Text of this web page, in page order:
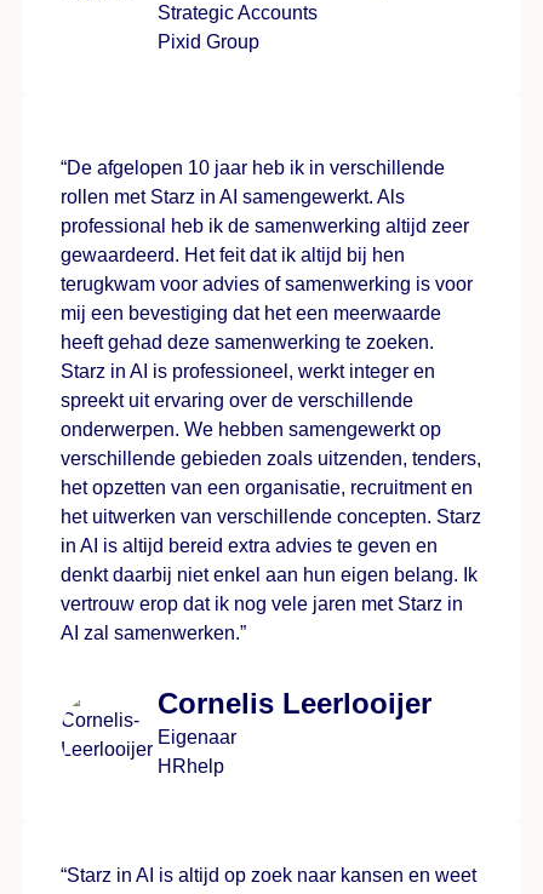
Strategic Accounts
Pixid Group
“De afgelopen 10 jaar heb ik in verschillende
rollen met Starz in AI samengewerkt. Als
professional heb ik de samenwerking altijd zeer
gewaardeerd. Het feit dat ik altijd bij hen
terugkwam voor advies of samenwerking is voor
mij een bevestiging dat het een meerwaarde
heeft gehad deze samenwerking te zoeken.
Starz in AI is professioneel, werkt integer en
spreekt uit ervaring over de verschillende
onderwerpen. We hebben samengewerkt op
verschillende gebieden zoals uitzenden, tenders,
het opzetten van een organisatie, recruitment en
het uitwerken van verschillende concepten. Starz
in AI is altijd bereid extra advies te geven en
denkt daarbij niet enkel aan hun eigen belang. Ik
vertrouw erop dat ik nog vele jaren met Starz in
AI zal samenwerken.”
Cornelis Leerlooijer
Eigenaar
HRhelp
“Starz in AI is altijd op zoek naar kansen en weet